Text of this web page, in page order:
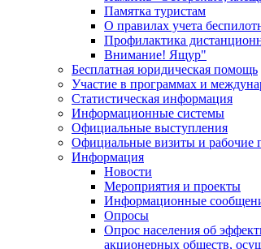
Памятка туристам
О правилах учета
Профилактика
Внимание! Ящур"
Бесплатная юридическая помощь
Участие в программах и
Статистическая информация
Информационные системы
Официальные выступления
Официальные визиты и рабочие
Информация
Новости
Мероприятия и проекты
Информационные
Опросы
Опрос населения об
акционерных обществ,